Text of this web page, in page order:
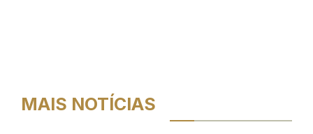
MAIS NOTÍCIAS